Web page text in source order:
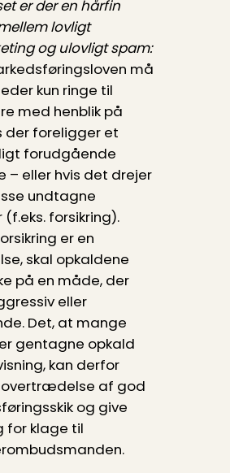
er der en hårfin
lovligt
og ulovligt spam:
må
kun ringe til
med henblik på
der foreligger et
forudgående
– eller hvis det drejer
undtagne
forsikring).
er en
skal opkaldene
på en måde, der
eller
Det, at mange
gentagne opkald
kan derfor
af god
og give
for klage til